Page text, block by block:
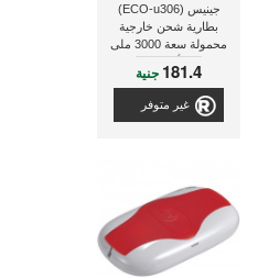
جينيس (ECO-u306)
بطارية شحن خارجية
محمولة سعة 3000 ملى
أمبير
181.4 جنية
غير متوفر